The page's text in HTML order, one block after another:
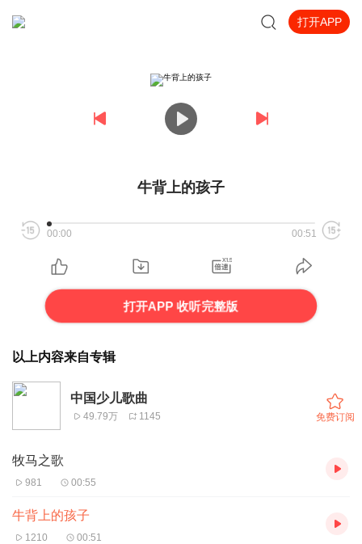
打开APP
牛背上的孩子
00:00 00:51
打开APP 收听完整版
以上内容来自专辑
中国少儿歌曲
49.79万 1145 免费订阅
牧马之歌
981 00:55
牛背上的孩子
1210 00:51